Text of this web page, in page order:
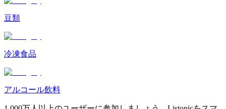
豆類
冷凍食品
アルコール飲料